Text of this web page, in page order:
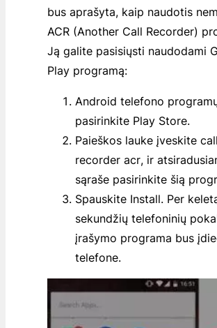
bus aprašyta, kaip naudotis
ACR (Another Call Recorder)
Ją galite pasisiųsti naudodami
Play programą:
Android telefono
pasirinkite Play Store.
Paieškos lauke įveskite call
recorder acr, ir
sąraše pasirinkite šią
Spauskite Install. Per
sekundžių telefoninių
įrašymo programa bus
telefone.